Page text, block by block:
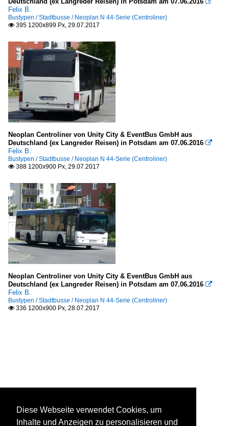
Felix B.
Bustypen / Stadtbusse / Neoplan N 44-Serie (Centroliner)
 395 1200x899 Px, 29.07.2017
Neoplan Centroliner von Unity City & EventBus GmbH aus
Deutschland (ex Langreder Reisen) in Potsdam am 07.06.2016 
Felix B.
Bustypen / Stadtbusse / Neoplan N 44-Serie (Centroliner)
 388 1200x900 Px, 29.07.2017
Neoplan Centroliner von Unity City & EventBus GmbH aus
Deutschland (ex Langreder Reisen) in Potsdam am 07.06.2016 
Felix B.
Bustypen / Stadtbusse / Neoplan N 44-Serie (Centroliner)
 336 1200x900 Px, 28.07.2017
Diese Webseite verwendet Cookies, um
Inhalte und Anzeigen zu personalisieren und